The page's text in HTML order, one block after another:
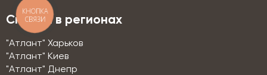
Склады в регионах
"Атлант" Харьков
"Атлант" Киев
"Атлант" Днепр
КНОПКА
СВЯЗИ